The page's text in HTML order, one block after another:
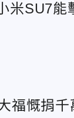
米SU7能
福慨捐